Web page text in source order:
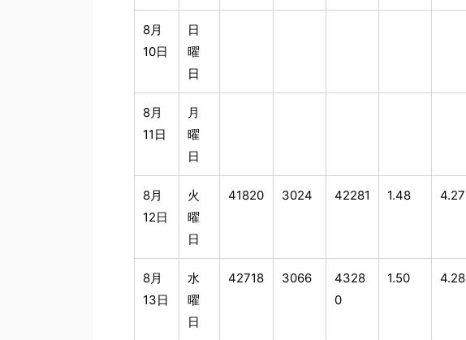
8月
10日
日
曜
日
8月
11日
月
曜
日
8月
12日
火
曜
日
41820 3024 42281 1.48 4.27
8月
13日
水
曜
日
42718 3066
4328
0
1.50 4.28